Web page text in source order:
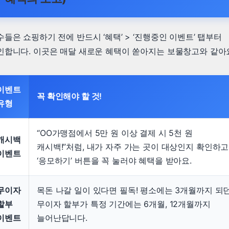
들은 쇼핑하기 전에 반드시 ‘혜택’ > ‘진행중인 이벤트’ 탭부터
합니다. 이곳은 매달 새로운 혜택이 쏟아지는 보물창고와 같아
벤트
형
꼭 확인해야 할 것!
시백
벤트
“OO가맹점에서 5만 원 이상 결제 시 5천 원
캐시백!”처럼, 내가 자주 가는 곳이 대상인지 확인하고
‘응모하기’ 버튼을 꼭 눌러야 혜택을 받아요.
이자
부
벤트
목돈 나갈 일이 있다면 필독! 평소에는 3개월까지 되
무이자 할부가 특정 기간에는 6개월, 12개월까지
늘어난답니다.